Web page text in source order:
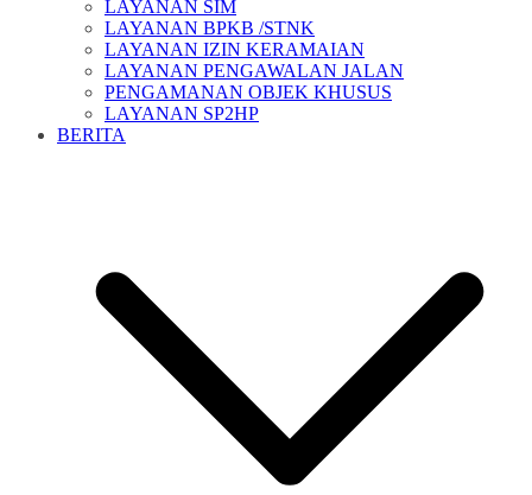
LAYANAN SIM
LAYANAN BPKB /STNK
LAYANAN IZIN KERAMAIAN
LAYANAN PENGAWALAN JALAN
PENGAMANAN OBJEK KHUSUS
LAYANAN SP2HP
BERITA